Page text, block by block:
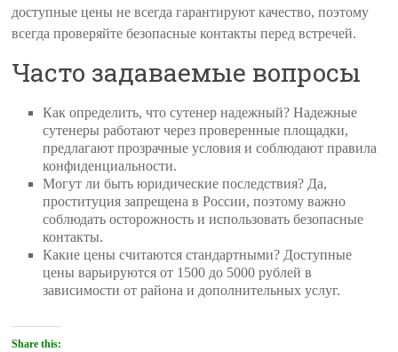
доступные цены не всегда гарантируют качество, поэтому
всегда проверяйте безопасные контакты перед встречей.
Часто задаваемые вопросы
Как определить, что сутенер надежный? Надежные
сутенеры работают через проверенные площадки,
предлагают прозрачные условия и соблюдают правила
конфиденциальности.
Могут ли быть юридические последствия? Да,
проституция запрещена в России, поэтому важно
соблюдать осторожность и использовать безопасные
контакты.
Какие цены считаются стандартными? Доступные
цены варьируются от 1500 до 5000 рублей в
зависимости от района и дополнительных услуг.
Share this: